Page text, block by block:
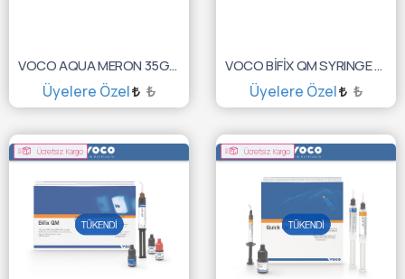
VOCO AQUA MERON 35GR POWDER 1172
Üyelere Özel ₺
SEPETE EKLE
VOCO BİFİX QM SYRINGE 10GR WHITE-OPAK 1759
Üyelere Özel ₺
TÜKENDİ :(
Ücretsiz Kargo Ücretsiz Kargo